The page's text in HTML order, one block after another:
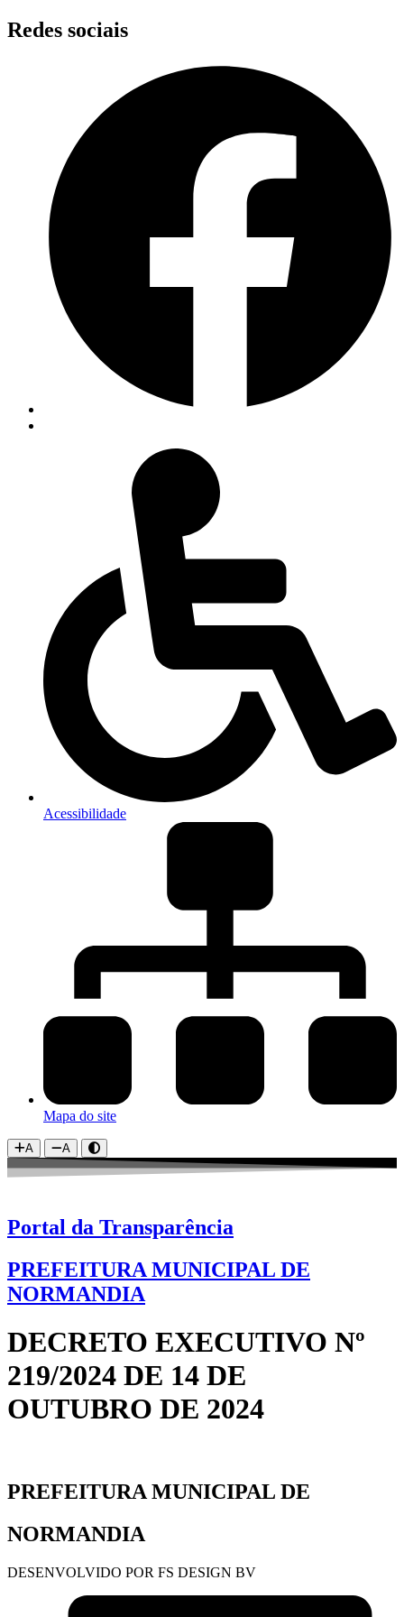
Skip
to
Redes sociais
Acessibilidade
Mapa do site
A A
Portal da Transparência
PREFEITURA MUNICIPAL DE
NORMANDIA
DECRETO EXECUTIVO Nº
219/2024 DE 14 DE
OUTUBRO DE 2024
PREFEITURA MUNICIPAL DE
NORMANDIA
DESENVOLVIDO POR FS DESIGN BV